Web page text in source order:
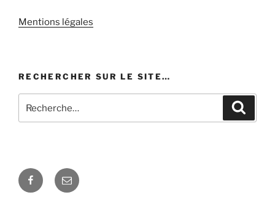
Mentions légales
RECHERCHER SUR LE SITE…
pour
Facebook
E-
mail